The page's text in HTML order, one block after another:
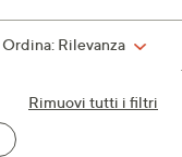
Ordina: Rilevanza
Rimuovi tutti i filtri